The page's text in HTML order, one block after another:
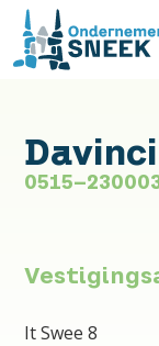
0515-
It Swee 8